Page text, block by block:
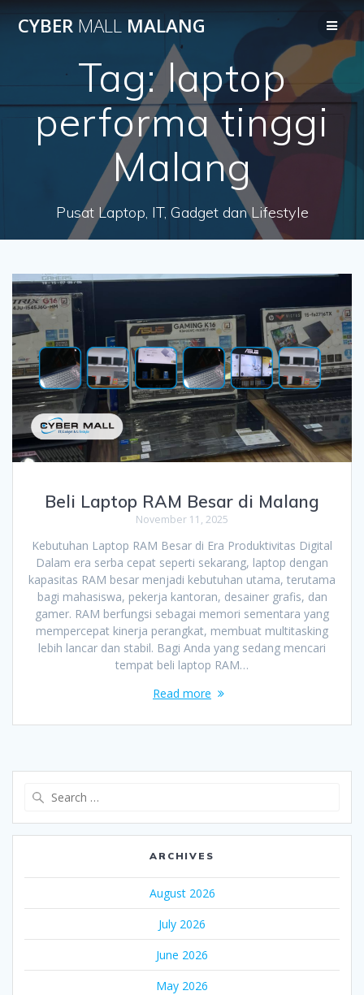
to
content
CYBER MALL MALANG
Tag:laptop
performa tinggi
Malang
Pusat Laptop, IT, Gadget dan Lifestyle
Beli Laptop RAM Besar di Malang
November 11, 2025
Kebutuhan Laptop RAM Besar di Era Produktivitas Digital
Dalam era serba cepat seperti sekarang, laptop dengan
kapasitas RAM besar menjadi kebutuhan utama, terutama
bagi mahasiswa, pekerja kantoran, desainer grafis, dan
gamer. RAM berfungsi sebagai memori sementara yang
mempercepat kinerja perangkat, membuat multitasking
lebih lancar dan stabil. Bagi Anda yang sedang mencari
tempat beli laptop RAM…
Read more
ARCHIVES
August 2026
July 2026
June 2026
May 2026